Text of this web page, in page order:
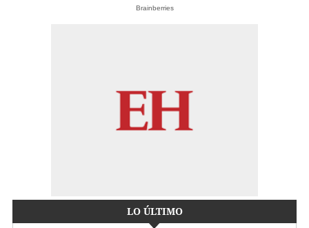
Brainberries
LO ÚLTIMO